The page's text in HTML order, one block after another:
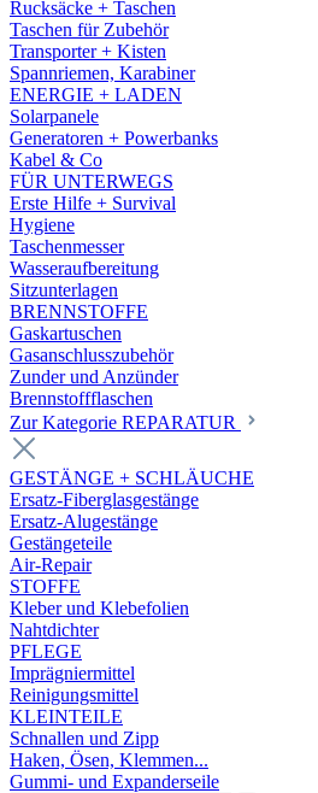
Rucksäcke + Taschen
Taschen für Zubehör
Transporter + Kisten
Spannriemen, Karabiner
ENERGIE + LADEN
Solarpanele
Generatoren + Powerbanks
Kabel & Co
FÜR UNTERWEGS
Erste Hilfe + Survival
Hygiene
Taschenmesser
Wasseraufbereitung
Sitzunterlagen
BRENNSTOFFE
Gaskartuschen
Gasanschlusszubehör
Zunder und Anzünder
Brennstoffflaschen
Zur Kategorie REPARATUR
GESTÄNGE + SCHLÄUCHE
Ersatz-Fiberglasgestänge
Ersatz-Alugestänge
Gestängeteile
Air-Repair
STOFFE
Kleber und Klebefolien
Nahtdichter
PFLEGE
Imprägniermittel
Reinigungsmittel
KLEINTEILE
Schnallen und Zipp
Haken, Ösen, Klemmen...
Gummi- und Expanderseile